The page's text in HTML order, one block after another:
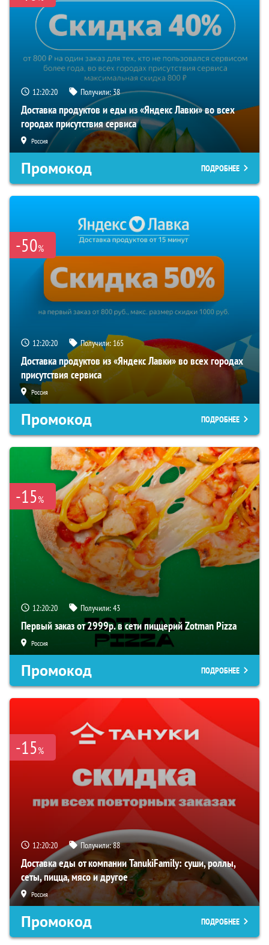
12:20:19 Получили:38
Доставка продуктов и еды из «Яндекс Лавки» во всех
городах присутствия сервиса
Россия
Промокод ПОДРОБНЕЕ
-50%
12:20:19 Получили: 165
Доставка продуктов из «Яндекс Лавки» во всех городах
присутствия сервиса
Россия
Промокод ПОДРОБНЕЕ
-15%
12:20:19 Получили:43
Первый заказ от 2999р. в сети пиццерий Zotman Pizza
Россия
Промокод ПОДРОБНЕЕ
-15%
12:20:19 Получили:88
Доставка еды от компании TanukiFamily: суши, роллы,
сеты, пицца, мясо и другое
Россия
Промокод ПОДРОБНЕЕ